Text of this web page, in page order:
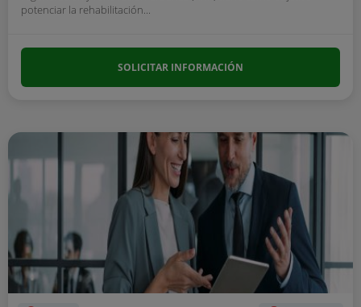
potenciar la rehabilitación...
SOLICITAR INFORMACIÓN